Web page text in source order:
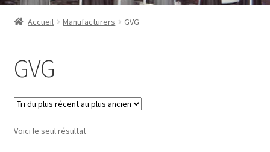
Shop
Accueil Manufacturers GVG
GVG
Voici le seul résultat